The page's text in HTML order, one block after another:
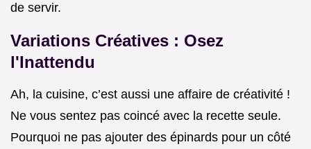
de servir.
Variations Créatives : Osez
l'Inattendu
Ah, la cuisine, c’est aussi une affaire de créativité !
Ne vous sentez pas coincé avec la recette seule.
Pourquoi ne pas ajouter des épinards pour un côté